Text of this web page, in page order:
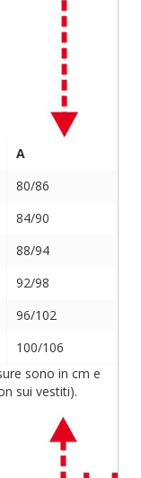
A
80/86
84/90
88/94
92/98
96/102
100/106
sono in cm e
sui vestiti).